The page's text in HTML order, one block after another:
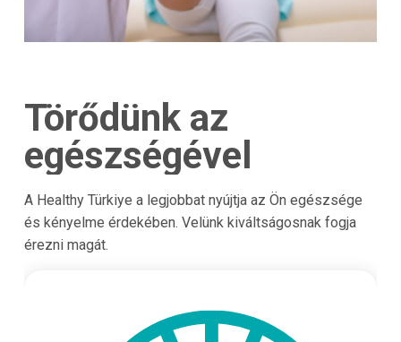
Törődünk az
egészségével
A Healthy Türkiye a legjobbat nyújtja az Ön egészsége
és kényelme érdekében. Velünk kiváltságosnak fogja
érezni magát.